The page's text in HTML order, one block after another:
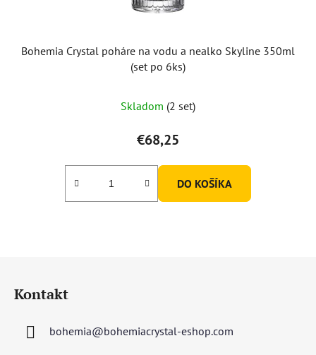
Bohemia Crystal poháre na vodu a nealko Skyline 350ml
(set po 6ks)
Skladom (2 set)
€68,25
DO KOŠÍKA
Kontakt
bohemia@bohemiacrystal-eshop.com